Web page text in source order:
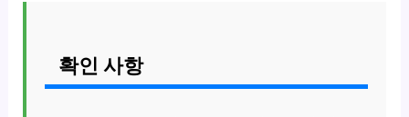
확인 사항